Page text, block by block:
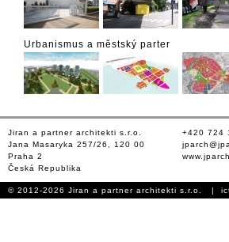
Urbanismus a městský parter
Jiran a partner architekti s.r.o.
Jana Masaryka 257/26, 120 00
Praha 2
Česká Republika
+420 724
© 2012-2026 Jiran a partner architekti s.r.o. |